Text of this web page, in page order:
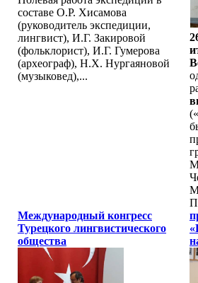
составе О.Р. Хисамова
(руководитель экспедиции,
лингвист), И.Г. Закировой
(фольклорист), И.Г. Гумерова
(археограф), Н.Х. Нургаяновой
(музыковед),...
Международный конгресс
Турецкого лингвистического
общества